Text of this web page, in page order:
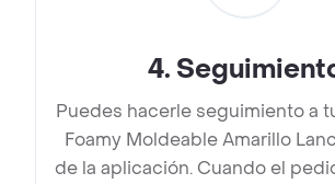
4.
Puedes hacerle seguimiento a
Foamy Moldeable Amarillo
de la aplicación. Cuando el